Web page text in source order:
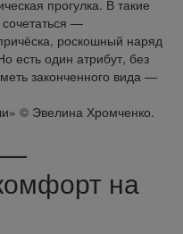
прогулка. В такие
—
роскошный наряд
есть один атрибут, без
законченного вида —
© Эвелина Хромченко.
—
на